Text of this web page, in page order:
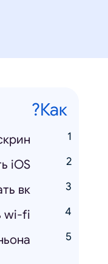
Как?
iOS
вк
wi-fi